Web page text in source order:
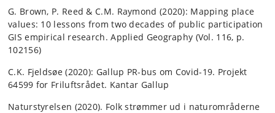
G. Brown, P. Reed & C.M. Raymond (2020): Mapping place
values: 10 lessons from two decades of public participation
GIS empirical research. Applied Geography (Vol. 116, p.
102156)
C.K. Fjeldsøe (2020): Gallup PR-bus om Covid-19. Projekt
64599 for Friluftsrådet. Kantar Gallup
Naturstyrelsen (2020). Folk strømmer ud i naturområderne